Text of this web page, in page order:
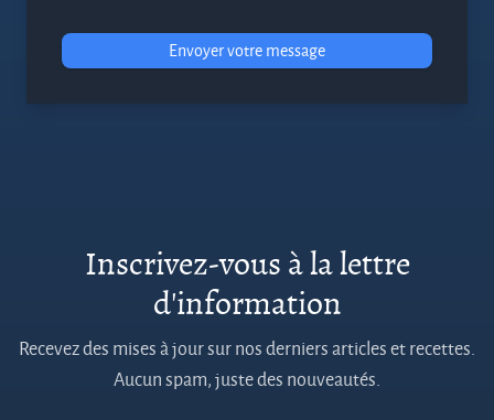
Envoyer votre message
Inscrivez-vous à la lettre
d'information
Recevez des mises à jour sur nos derniers articles et recettes.
Aucun spam, juste des nouveautés.